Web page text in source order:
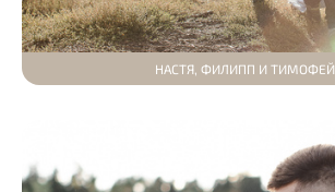
НАСТЯ, ФИЛИПП И ТИМОФЕЙ